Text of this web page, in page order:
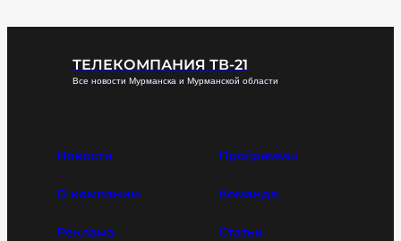
ТЕЛЕКОМПАНИЯ ТВ-21
Все новости Мурманска и Мурманской области
Новости Программы
О компании Команда
Реклама Статьи